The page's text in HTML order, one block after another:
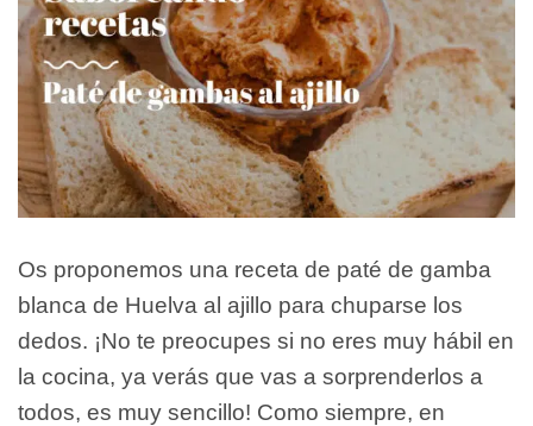
Os proponemos una receta de paté de gamba
blanca de Huelva al ajillo para chuparse los
dedos. ¡No te preocupes si no eres muy hábil en
la cocina, ya verás que vas a sorprenderlos a
todos, es muy sencillo! Como siempre, en